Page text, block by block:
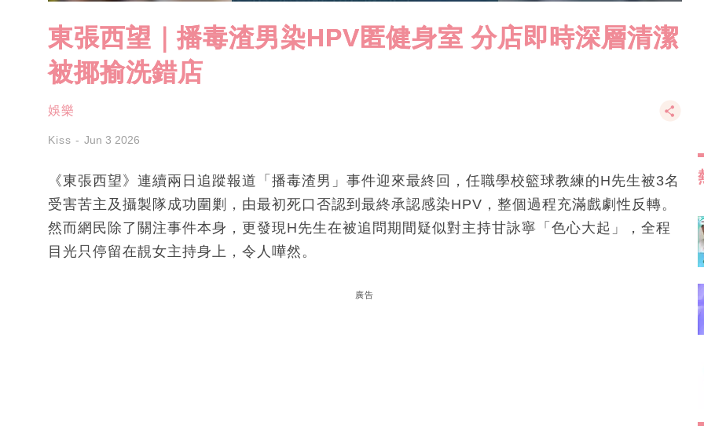
東張西望｜播毒渣男染HPV匿健身室 分店即時深層清潔
被揶揄洗錯店
娛樂
Kiss Jun 3 2026
《東張西望》連續兩日追蹤報道「播毒渣男」事件迎來最終回，任職學校籃球教練的H先生被3名
受害苦主及攝製隊成功圍剿，由最初死口否認到最終承認感染HPV，整個過程充滿戲劇性反轉。
然而網民除了關注事件本身，更發現H先生在被追問期間疑似對主持甘詠寧「色心大起」，全程
目光只停留在靚女主持身上，令人嘩然。
廣告